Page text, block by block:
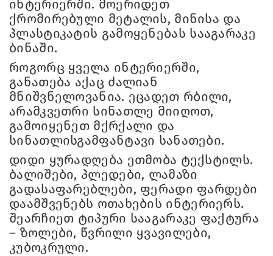
ინტერიერში. მოერიდეთ
ქრომირებული მეტალის, მინისა და
პლასტიკატის გამოყენებას სააგარაკე
ბინაში.
როგორც ყველა ინტერიერში,
განათება აქაც ძალიან
მნიშვნელოვანია. ეცადეთ რბილი,
არამკვეთრი სინათლე მიიღოთ,
გამოიყენეთ მქრქალი და
სინათლისგამფანტავი სანათები.
დიდი ყურადღება ეთმობა ტექსტილს.
ბალიშები, პლედები, ლამაზი
გადასაფარებლები, ფერადი ფარდები
დაამშვენებს ოთახების ინტერიერს.
შეარჩიეთ ტიპური სააგარაკე ფაქტურა
– ზოლები, წვრილი ყვავილები,
კუბოკრული.